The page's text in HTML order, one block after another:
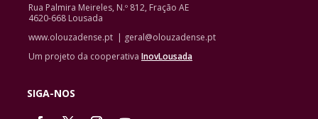
Rua Palmira Meireles, N.º 812, Fração AE
4620-668 Lousada
www.olouzadense.pt | geral@olouzadense.pt
Um projeto da cooperativa InovLousada
SIGA-NOS